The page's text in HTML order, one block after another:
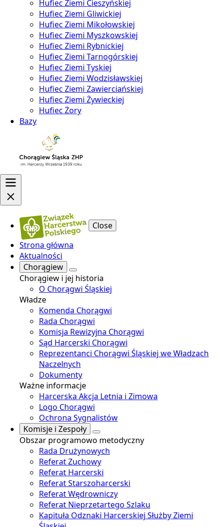
Hufiec Ziemi Cieszyńskiej
Hufiec Ziemi Gliwickiej
Hufiec Ziemi Mikołowskiej
Hufiec Ziemi Myszkowskiej
Hufiec Ziemi Rybnickiej
Hufiec Ziemi Tarnogórskiej
Hufiec Ziemi Tyskiej
Hufiec Ziemi Wodzisławskiej
Hufiec Ziemi Zawierciańskiej
Hufiec Ziemi Żywieckiej
Hufiec Żory
Bazy
Close
Strona główna
Aktualności
Chorągiew
Chorągiew i jej historia
O Chorągwi Śląskiej
Władze
Komenda Chorągwi
Rada Chorągwi
Komisja Rewizyjna Chorągwi
Sąd Harcerski Chorągwi
Reprezentanci Chorągwi Śląskiej we Władzach
Naczelnych
Dokumenty
Ważne informacje
Harcerska Akcja Letnia i Zimowa
Logo Chorągwi
Ochrona Sygnalistów
Komisje i Zespoły
Obszar programowo metodyczny
Rada Drużynowych
Referat Zuchowy
Referat Harcerski
Referat Starszoharcerski
Referat Wędrowniczy
Referat Nieprzetartego Szlaku
Kapituła Odznaki Harcerskiej Służby Ziemi